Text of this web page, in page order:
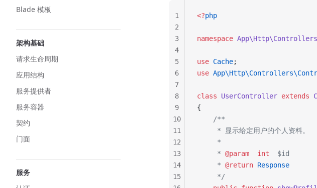
Blade 模板
架构基础
请求生命周期
应用结构
服务提供者
服务容器
契约
门面
服务
<?php
namespace App\Http\Controllers
use Cache;
use
class UserController extends
{
    /**
     * 显示给定用户的个人资料。
     *
     *
@param
  int
  $id
     *
@return Response
     */
1
2
3
4
5
6
7
8
9
10
11
12
13
14
15